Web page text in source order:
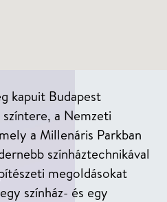
kapuit Budapest
a Nemzeti
a Millenáris Parkban
színháztechnikával
megoldásokat
színház- és egy